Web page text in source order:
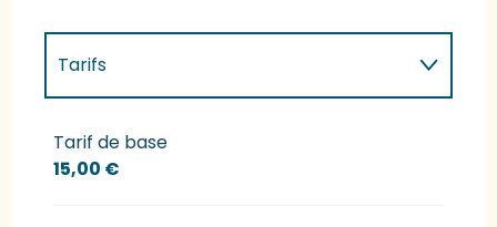
Tarifs
Tarifs 2027
Tarif de base
15,00 €